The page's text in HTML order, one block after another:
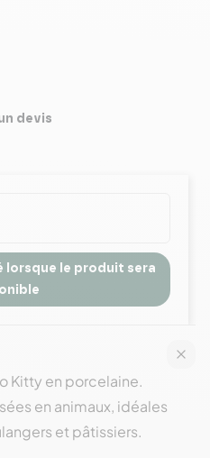
devis
lorsque le produit sera
Kitty en porcelaine.
en animaux, idéales
et pâtissiers.